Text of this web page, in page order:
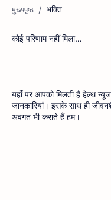
भक्ति
कोई परिणाम नहीं मिला...
यहाँ पर आपको मिलती है हेल्थ
जानकारियां। इसके साथ ही
अवगत भी कराते हैं हम।